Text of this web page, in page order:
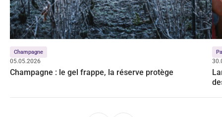
Champagne
05.05.2026
Champagne : le gel frappe, la réserve protège